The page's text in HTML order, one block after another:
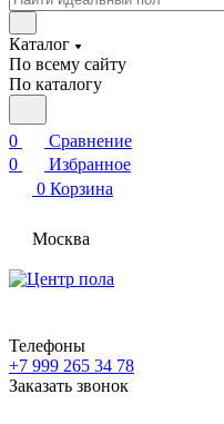
Каталог
По всему сайту
По каталогу
0
Сравнение
0
Избранное
0 Корзина
Москва
Телефоны
+7 999 265 34 78
Заказать звонок